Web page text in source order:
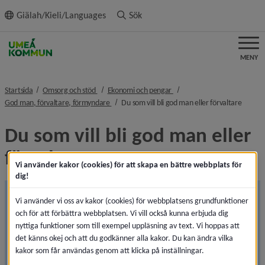
innehållet
Giälah/Kieli/Languages Sök
MENY
Startsida Omsorg och stöd nivå i brödsmulenavigeringen
Ekonomi och pengar nivå i brödsmulenavigeringen
God man, förvaltare, förmyndare nivå i brödsmulenavigeringen
Du som vill bli god man eller förvaltarenivå i
Du som vill bli god man eller
förvaltare
Den 1 juli 2026 träder flera lagändringar inom
ställföreträdarområdet i kraft. Vi uppdaterar därför
innehållet på denna sida. Arbetet pågår för att
säkerställa att informationen är korrekt, aktuell och
Vi använder kakor (cookies) för att skapa en bättre webbplats för
dig!
Vi använder vi oss av kakor (cookies) för webbplatsens grundfunktioner
och för att förbättra webbplatsen. Vi vill också kunna erbjuda dig
nyttiga funktioner som till exempel uppläsning av text. Vi hoppas att
det känns okej och att du godkänner alla kakor. Du kan ändra vilka
kakor som får användas genom att klicka på inställningar.